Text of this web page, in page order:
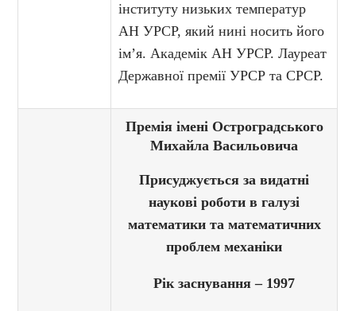
інституту низьких температур
АН УРСР, який нині носить його
ім’я. Академік АН УРСР. Лауреат
Державної премії УРСР та СРСР.
Премія імені Остроградського
Михайла Васильовича
Присуджується за видатні
наукові роботи в галузі
математики та математичних
проблем механіки
Рік заснування – 1997